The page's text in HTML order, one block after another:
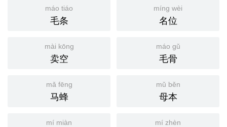
máo tiáo
毛条
míng wèi
名位
mài kōng
卖空
máo gǔ
毛骨
mǎ fēng
马蜂
mǔ běn
母本
mí miàn mí zhèn